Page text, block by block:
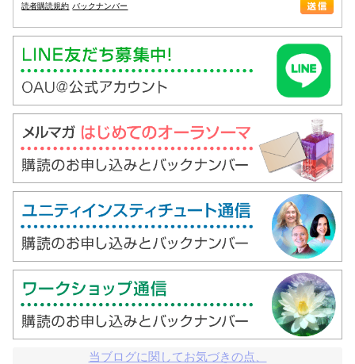
読者購読規約 バックナンバー
当ブログに関してお気づきの点、